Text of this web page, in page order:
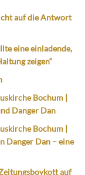
auf die Antwort
eine einladende,
zeigen“
Bochum |
Danger Dan
Bochum |
Danger Dan – eine
auf